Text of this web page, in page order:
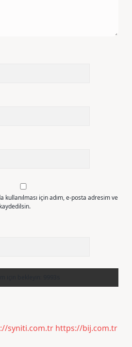
kullanılması için adım, e-posta adresim ve
syniti.com.tr https://bij.com.tr